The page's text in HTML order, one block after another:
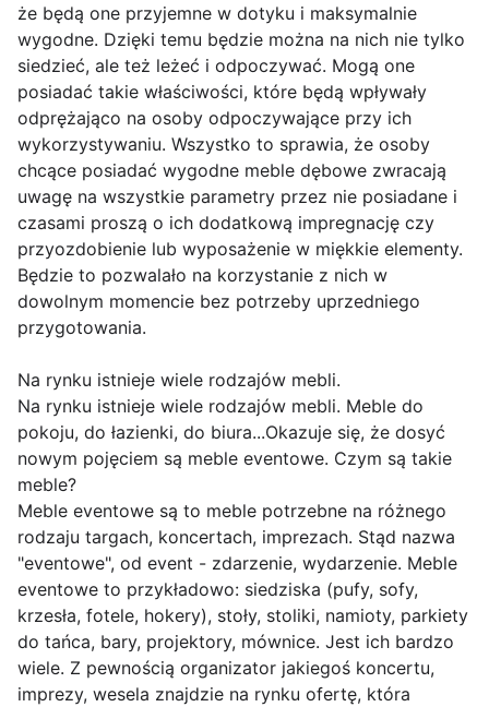
że będą one przyjemne w dotyku i maksymalnie
wygodne. Dzięki temu będzie można na nich nie tylko
siedzieć, ale też leżeć i odpoczywać. Mogą one
posiadać takie właściwości, które będą wpływały
odprężająco na osoby odpoczywające przy ich
wykorzystywaniu. Wszystko to sprawia, że osoby
chcące posiadać wygodne meble dębowe zwracają
uwagę na wszystkie parametry przez nie posiadane i
czasami proszą o ich dodatkową impregnację czy
przyozdobienie lub wyposażenie w miękkie elementy.
Będzie to pozwalało na korzystanie z nich w
dowolnym momencie bez potrzeby uprzedniego
przygotowania.
Na rynku istnieje wiele rodzajów mebli.
Na rynku istnieje wiele rodzajów mebli. Meble do
pokoju, do łazienki, do biura...Okazuje się, że dosyć
nowym pojęciem są meble eventowe. Czym są takie
meble?
Meble eventowe są to meble potrzebne na różnego
rodzaju targach, koncertach, imprezach. Stąd nazwa
"eventowe", od event - zdarzenie, wydarzenie. Meble
eventowe to przykładowo: siedziska (pufy, sofy,
krzesła, fotele, hokery), stoły, stoliki, namioty, parkiety
do tańca, bary, projektory, mównice. Jest ich bardzo
wiele. Z pewnością organizator jakiegoś koncertu,
imprezy, wesela znajdzie na rynku ofertę, która